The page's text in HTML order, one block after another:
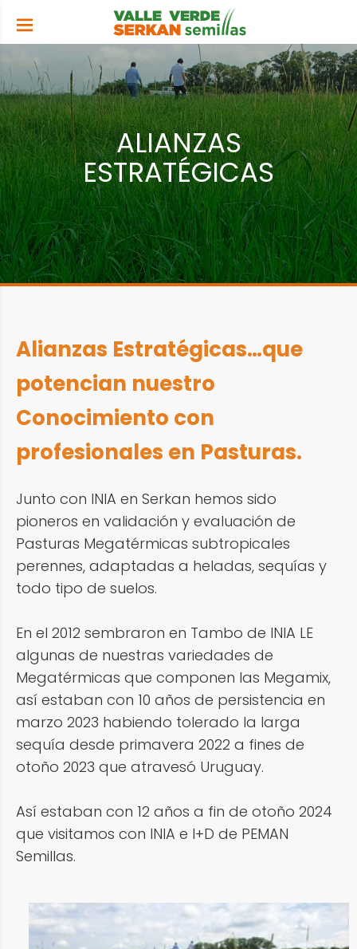
ALIANZAS
ESTRATÉGICAS
Alianzas Estratégicas…que
potencian nuestro
Conocimiento con
profesionales en Pasturas.
Junto con INIA en Serkan hemos sido
pioneros en validación y evaluación de
Pasturas Megatérmicas subtropicales
perennes, adaptadas a heladas, sequías y
todo tipo de suelos.
En el 2012 sembraron en Tambo de INIA LE
algunas de nuestras variedades de
Megatérmicas que componen las Megamix,
así estaban con 10 años de persistencia en
marzo 2023 habiendo tolerado la larga
sequía desde primavera 2022 a fines de
otoño 2023 que atravesó Uruguay.
Así estaban con 12 años a fin de otoño 2024
que visitamos con INIA e I+D de PEMAN
Semillas.